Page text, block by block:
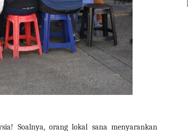
Soalnya, orang lokal sana menyarankan